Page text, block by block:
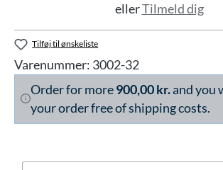
ellerTilmeld dig
Tilføj til ønskeliste
Varenummer: 3002-32
Order for more900,00 kr.and you
your order free of shipping costs.